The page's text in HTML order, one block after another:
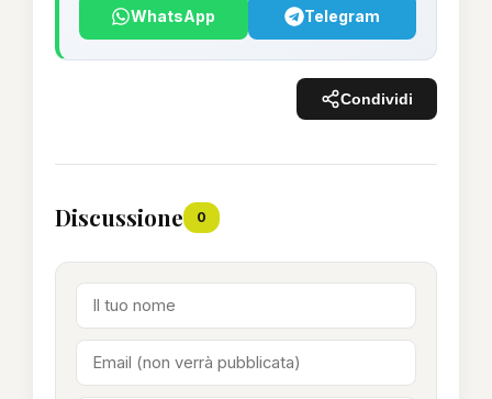
WhatsApp Telegram
Condividi
Discussione 0